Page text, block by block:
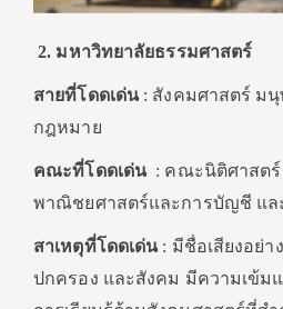
2. มหาวิทยาลัยธรรมศาสตร์
สายที่โดดเด่น: สังคมศาสตร์ ม
กฎหมาย
คณะที่โดดเด่น: คณะนิติศาสตร์
พาณิชยศาสตร์และการบัญชี แล
สาเหตุที่โดดเด่น: มีชื่อเสียงอย่า
ปกครอง และสังคม มีความเข้ม